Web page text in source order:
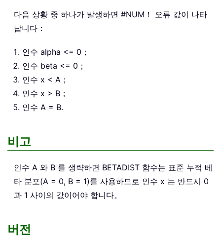
다음 상황 중 하나가 발생하면 #NUM！ 오류 값이 나타
납니다：
인수 alpha <= 0；
인수 beta <= 0；
인수 x < A；
인수 x > B；
인수 A = B.
비고
인수 A 와 B 를 생략하면 BETADIST 함수는 표준 누적 베
타 분포(A = 0, B = 1)를 사용하므로 인수 x 는 반드시 0
과 1 사이의 값이어야 합니다。
버전